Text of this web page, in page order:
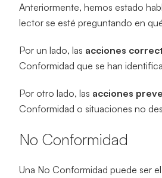
Anteriormente, hemos estado
lector se esté preguntando en
Por un lado, las acciones
Conformidad que se han
Por otro lado, las acciones
Conformidad o situaciones no
No Conformidad
Una No Conformidad puede ser